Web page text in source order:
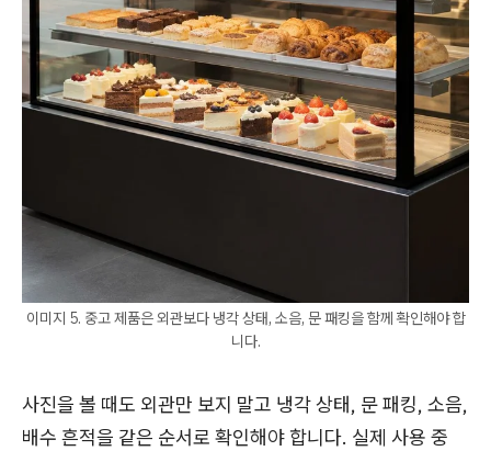
이미지 5. 중고 제품은 외관보다 냉각 상태, 소음, 문 패킹을 함께 확인해야 합
니다.
사진을 볼 때도 외관만 보지 말고 냉각 상태, 문 패킹, 소음,
배수 흔적을 같은 순서로 확인해야 합니다. 실제 사용 중